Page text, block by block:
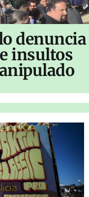
denuncia
insultos